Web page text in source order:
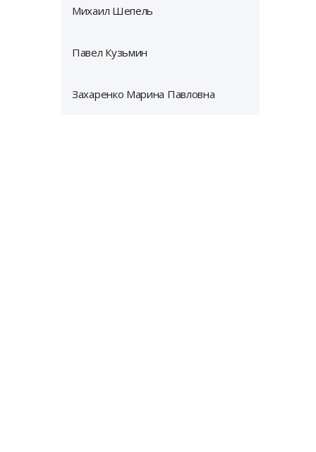
Михаил Шепель
Павел Кузьмин
Захаренко Марина Павловна